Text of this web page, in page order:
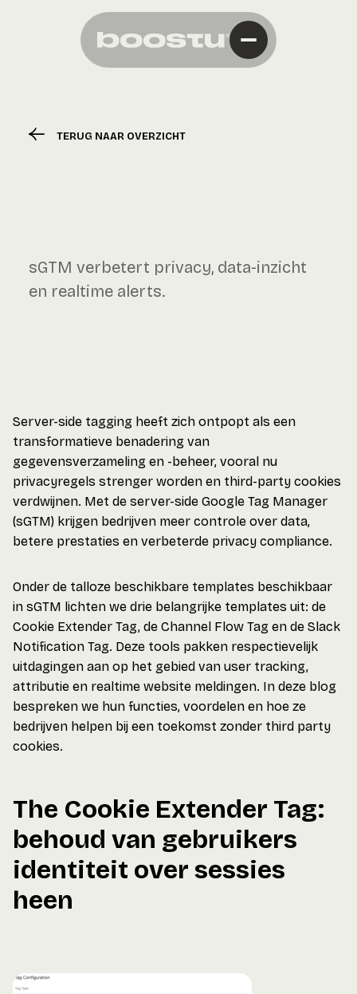
TERUG NAAR OVERZICHT
sGTM verbetert privacy, data-inzicht
en realtime alerts.
Server-side tagging heeft zich ontpopt als een
transformatieve benadering van
gegevensverzameling en -beheer, vooral nu
privacyregels strenger worden en third-party cookies
verdwijnen. Met de server-side Google Tag Manager
(sGTM) krijgen bedrijven meer controle over data,
betere prestaties en verbeterde privacy compliance.
Onder de talloze beschikbare templates beschikbaar
in sGTM lichten we drie belangrijke templates uit: de
Cookie Extender Tag, de Channel Flow Tag en de Slack
Notification Tag. Deze tools pakken respectievelijk
uitdagingen aan op het gebied van user tracking,
attributie en realtime website meldingen. In deze blog
bespreken we hun functies, voordelen en hoe ze
bedrijven helpen bij een toekomst zonder third party
cookies.
The Cookie Extender Tag:
behoud van gebruikers
identiteit over sessies
heen